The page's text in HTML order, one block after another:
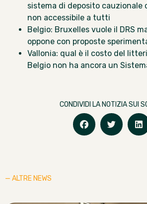
sistema di deposito cauzionale
non accessibile a tutti
Belgio: Bruxelles vuole il DRS
oppone con proposte
Vallonia: qual è il costo del
Belgio non ha ancora un
CONDIVIDI LA NOTIZIA SUI
— ALTRE NEWS